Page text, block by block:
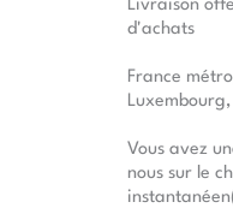
Livraison
d'achats
France
Vous avez
nous sur le